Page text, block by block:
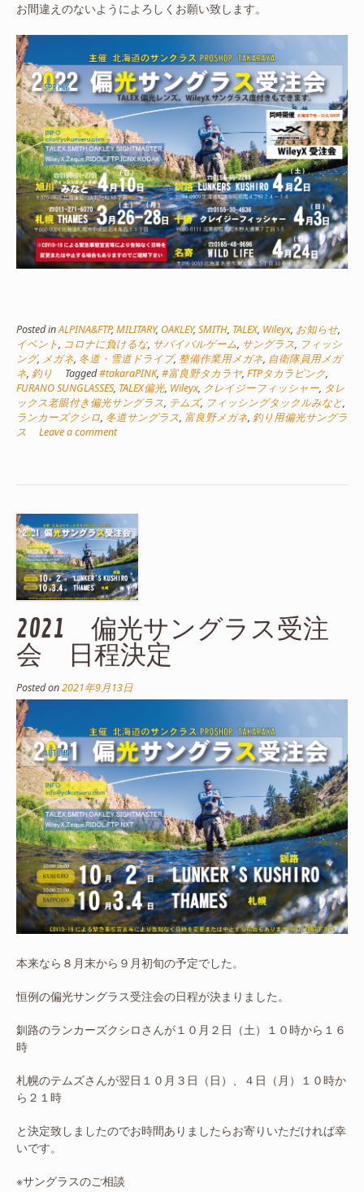
お間違えのないようによろしくお願い致します。
Posted inALPINA&FTP, MILITARY, OAKLEY,SMITH, TALEX, Wileyx, お知らせ,
イベント, コロナに負けるな, サバイバルゲーム, サングラス, フィッシ
ング, メガネ, 冬道・雪道ドライブ, 整備作業用メガネ, 自衛隊員用メガ
ネ, 釣り Tagged#takaraPINK, #富良野タカラヤ, FTPタカラピンク,
FURANO SUNGLASSES, TALEX偏光, Wileyx, クレイジーフィッシャー, タレ
ックス老眼付き偏光サングラス, テムズ, フィッシングタックルみなと,
ランカーズクシロ, 冬道サングラス, 富良野メガネ, 釣り用偏光サングラ
ス
Leave a comment
2021 偏光サングラス受注
会 日程決定
Posted on2021年9月13日
本来なら８月末から９月初旬の予定でした。
恒例の偏光サングラス受注会の日程が決まりました。
釧路のランカーズクシロさんが１０月２日（土）１０時から１６
時
札幌のテムズさんが翌日１０月３日（日）、４日（月）１０時か
ら２１時
と決定致しましたのでお時間ありましたらお寄りいただければ幸
いです。
※サングラスのご相談